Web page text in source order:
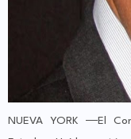
NUEVA YORK ―El